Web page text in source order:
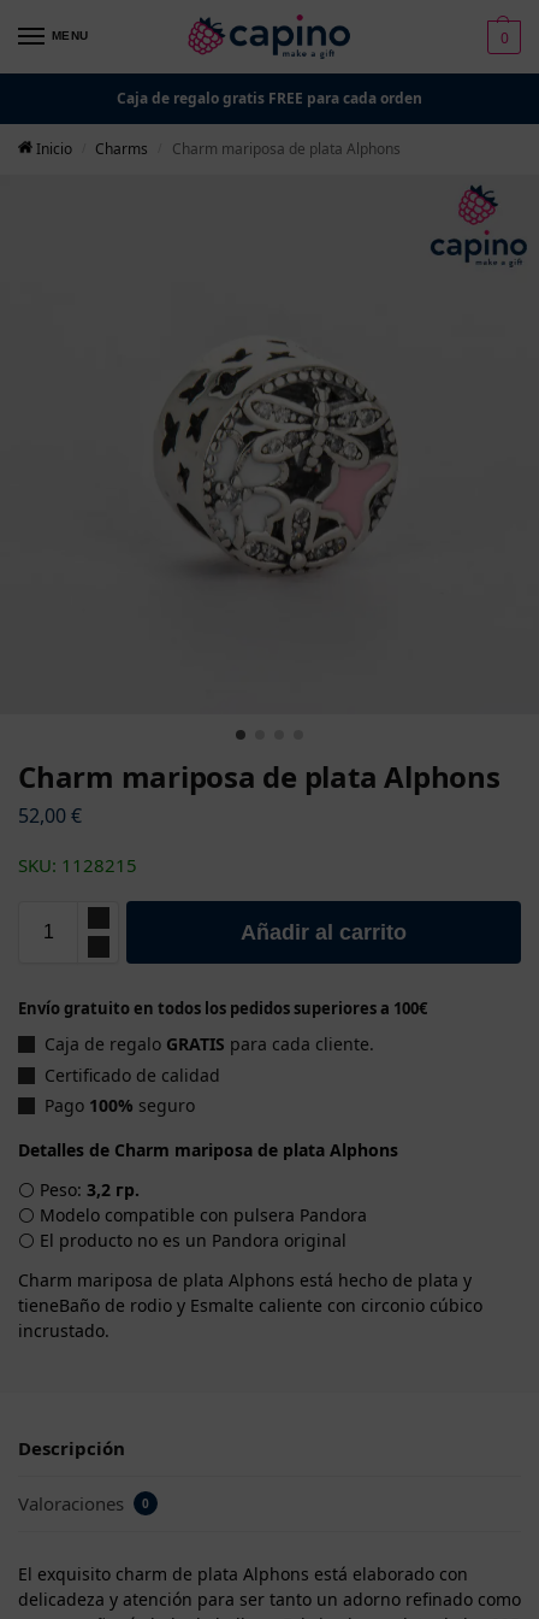
MENU 0
Caja de regalo gratis FREE para cada orden
Inicio Charms Charm mariposa de plata Alphons
Charm mariposa de plata Alphons
52,00€
SKU: 1128215
Añadir al carrito
Envío gratuito en todos los pedidos superiores a 100€
Caja de regalo GRATIS para cada cliente.
Certificado de calidad
Pago 100% seguro
Detalles de Charm mariposa de plata Alphons
⚪ Peso: 3,2 гр.
⚪ Modelo compatible con pulsera Pandora
⚪ El producto no es un Pandora original
Charm mariposa de plata Alphons está hecho de plata y
tieneBaño de rodio y Esmalte caliente con circonio cúbico
incrustado.
Descripción
Valoraciones 0
El exquisito charm de plata Alphons está elaborado con
delicadeza y atención para ser tanto un adorno refinado como